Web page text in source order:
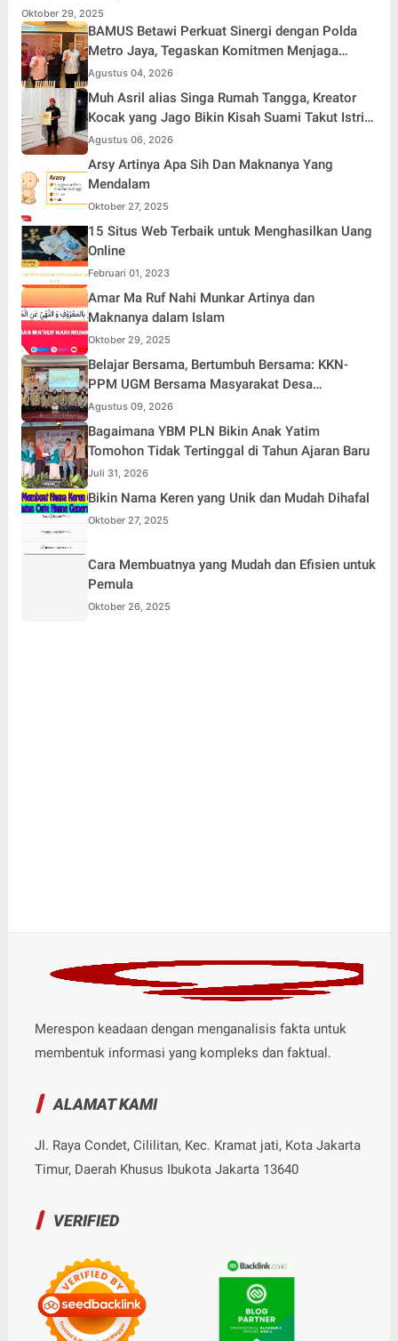
Oktober 29, 2025
BAMUS Betawi Perkuat Sinergi dengan Polda
Metro Jaya, Tegaskan Komitmen Menjaga
Jakarta Aman, Damai, dan Kondusif Jelang HUT
ke-81 Republik Indonesia
Agustus 04, 2026
Muh Asril alias Singa Rumah Tangga, Kreator
Kocak yang Jago Bikin Kisah Suami Takut Istri
Jadi Hiburan
Agustus 06, 2026
Arsy Artinya Apa Sih Dan Maknanya Yang
Mendalam
Oktober 27, 2025
15 Situs Web Terbaik untuk Menghasilkan Uang
Online
Februari 01, 2023
Amar Ma Ruf Nahi Munkar Artinya dan
Maknanya dalam Islam
Oktober 29, 2025
Belajar Bersama, Bertumbuh Bersama: KKN-
PPM UGM Bersama Masyarakat Desa
Karangduren
Agustus 09, 2026
Bagaimana YBM PLN Bikin Anak Yatim
Tomohon Tidak Tertinggal di Tahun Ajaran Baru
Juli 31, 2026
Bikin Nama Keren yang Unik dan Mudah Dihafal
Oktober 27, 2025
Cara Membuatnya yang Mudah dan Efisien untuk
Pemula
Oktober 26, 2025
Merespon keadaan dengan menganalisis fakta untuk
membentuk informasi yang kompleks dan faktual.
ALAMAT KAMI
Jl. Raya Condet, Cililitan, Kec. Kramat jati, Kota Jakarta
Timur, Daerah Khusus Ibukota Jakarta 13640
VERIFIED